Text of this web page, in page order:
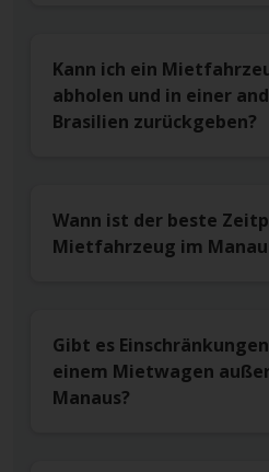
Kann ich ein
abholen und in einer
Brasilien zurückgeben?
Wann ist der beste
Mietfahrzeug im
Gibt es
einem Mietwagen
Manaus?